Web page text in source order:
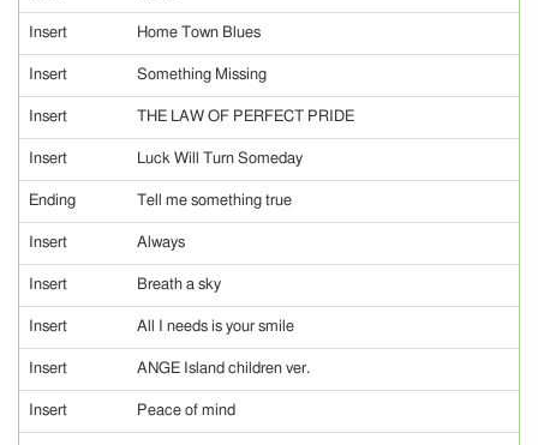
Insert Home Town Blues
Insert Something Missing
Insert THE LAW OF PERFECT PRIDE
Insert Luck Will Turn Someday
Ending Tell me something true
Insert Always
Insert Breath a sky
Insert All I needs is your smile
Insert ANGE Island children ver.
Insert Peace of mind